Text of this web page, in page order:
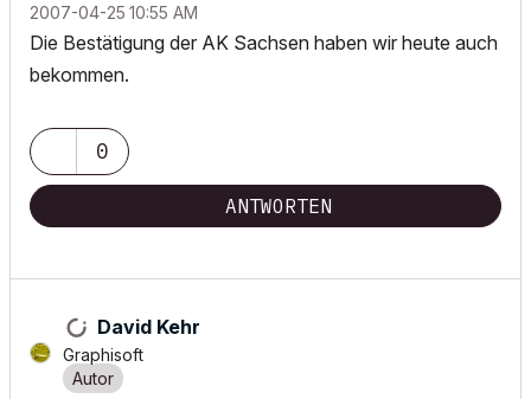
‎2007-04-25 10:55 AM
Die Bestätigung der AK Sachsen haben wir heute auch
bekommen.
0
ANTWORTEN
David Kehr
Graphisoft